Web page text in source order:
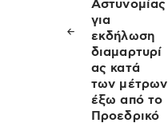
Αστυνομίας
για
εκδήλωση
διαμαρτυρί
ας κατά
των μέτρων
έξω από το
Προεδρικό